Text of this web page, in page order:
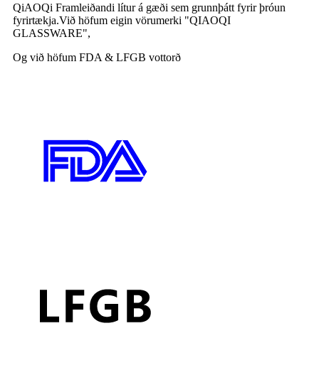
QiAOQi Framleiðandi lítur á gæði sem grunnþátt fyrir þróun
fyrirtækja.Við höfum eigin vörumerki "QIAOQI
GLASSWARE",
Og við höfum FDA & LFGB vottorð